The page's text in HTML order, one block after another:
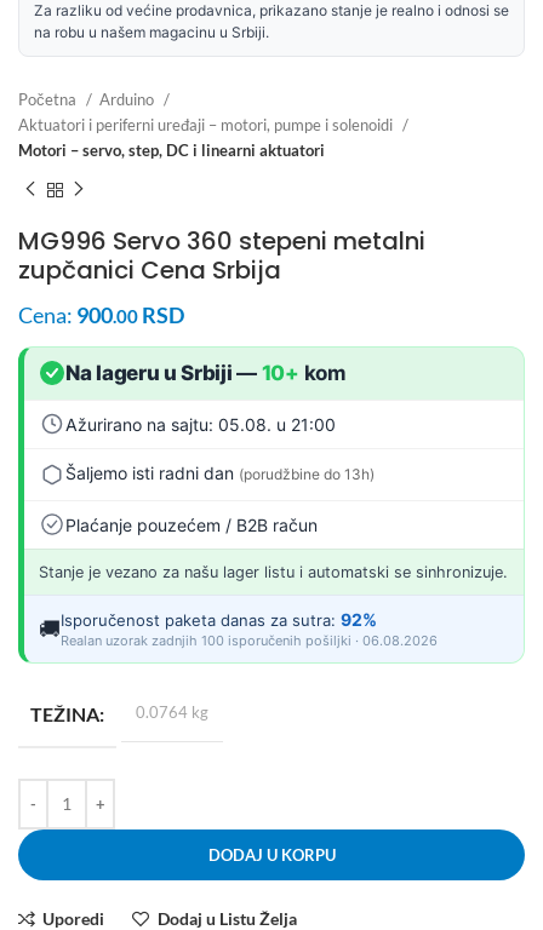
Za razliku od većine prodavnica, prikazano stanje je realno i odnosi se
na robu u našem magacinu u Srbiji.
Početna
Arduino
Aktuatori i periferni uređaji – motori, pumpe i solenoidi
Motori – servo, step, DC i linearni aktuatori
MG996 Servo 360 stepeni metalni
zupčanici Cena Srbija
Cena: 900.00 RSD
Na lageru u Srbiji — 10+ kom
Ažurirano na sajtu: 05.08. u 21:00
Šaljemo isti radni dan (porudžbine do 13h)
Plaćanje pouzećem / B2B račun
Stanje je vezano za našu lager listu i automatski se sinhronizuje.
🚚Isporučenost paketa danas za sutra: 92%
Realan uzorak zadnjih 100 isporučenih pošiljki · 06.08.2026
TEŽINA 0.0764 kg
DODAJ U KORPU
Uporedi Dodaj u Listu Želja